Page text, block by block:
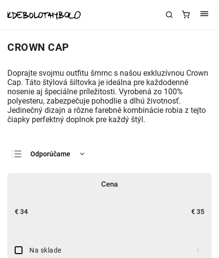
CROWN CAP
Doprajte svojmu outfitu šmrnc s našou exkluzívnou Crown
Cap. Táto štýlová šiltovka je ideálna pre každodenné
nosenie aj špeciálne príležitosti. Vyrobená zo 100%
polyesteru, zabezpečuje pohodlie a dlhú životnosť.
Jedinečný dizajn a rôzne farebné kombinácie robia z tejto
čiapky perfektný doplnok pre každý štýl.
Odporúčame
Cena
€34 €35
Na sklade 2